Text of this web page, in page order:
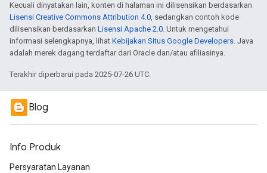
Kecuali dinyatakan lain, konten di halaman ini dilisensikan berdasarkan
Lisensi Creative Commons Attribution 4.0, sedangkan contoh kode
dilisensikan berdasarkan Lisensi Apache 2.0. Untuk mengetahui
informasi selengkapnya, lihat Kebijakan Situs Google Developers. Java
adalah merek dagang terdaftar dari Oracle dan/atau afiliasinya.
Terakhir diperbarui pada 2025-07-26 UTC.
Blog
Info Produk
Persyaratan Layanan